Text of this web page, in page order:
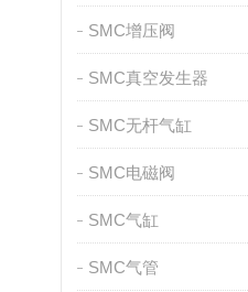
SMC增压阀
SMC真空发生器
SMC无杆气缸
SMC电磁阀
SMC气缸
SMC气管